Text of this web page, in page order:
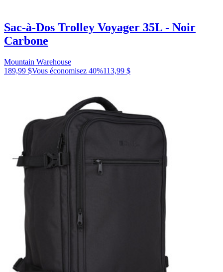
Sac-à-Dos Trolley Voyager 35L - Noir
Carbone
Mountain Warehouse
189,99 $Vous économisez 40%113,99 $